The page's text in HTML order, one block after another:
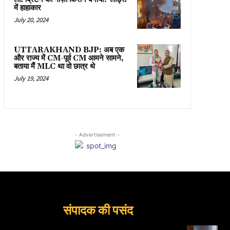
में हाहाकार
July 20, 2024
UTTARAKHAND BJP: अब एक
और राज्य में CM-पूर्व CM आमने सामने,
बताया मैं MLC था वो छात्र थे
July 19, 2024
- Advertisement -
संपादक की पसंद